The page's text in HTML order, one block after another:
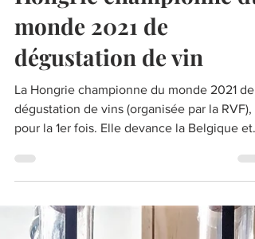
6 oct. 2021
Coup de projecteur : La
Hongrie championne du
monde 2021 de
dégustation de vin
La Hongrie championne du monde 2021 de